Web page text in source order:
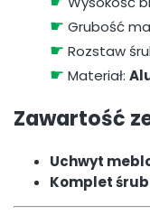
☛ Grubość
☛ Rozstaw
☛ Materiał:
Zawartość
Uchwyt
Komplet